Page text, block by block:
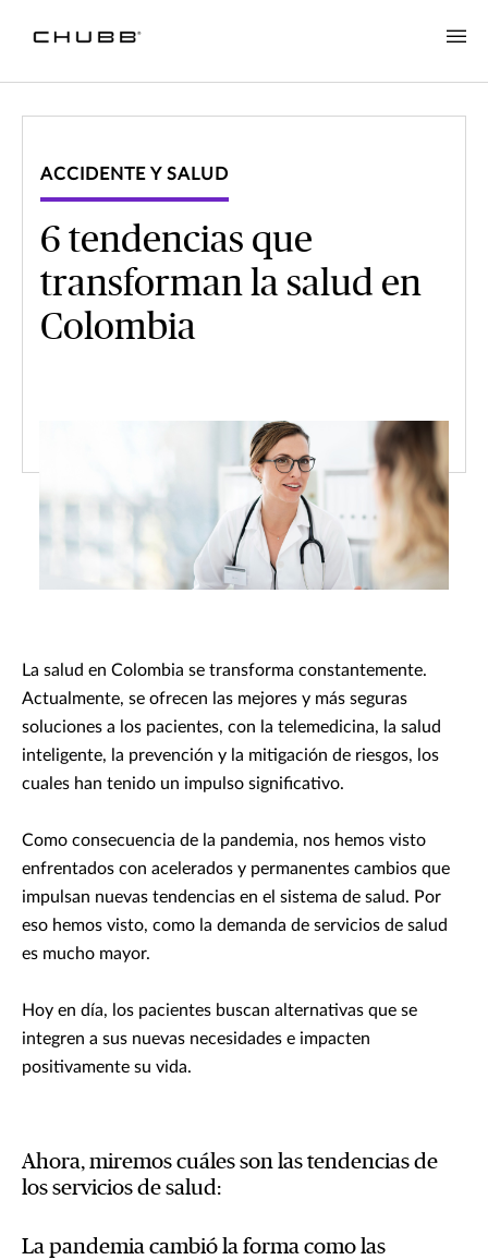
ACCIDENTE Y SALUD
6 tendencias que
transforman la salud en
Colombia
La salud en Colombia se transforma constantemente.
Actualmente, se ofrecen las mejores y más seguras
soluciones a los pacientes, con la telemedicina, la salud
inteligente, la prevención y la mitigación de riesgos, los
cuales han tenido un impulso significativo.
Como consecuencia de la pandemia, nos hemos visto
enfrentados con acelerados y permanentes cambios que
impulsan nuevas tendencias en el sistema de salud. Por
eso hemos visto, como la demanda de servicios de salud
es mucho mayor.
Hoy en día, los pacientes buscan alternativas que se
integren a sus nuevas necesidades e impacten
positivamente su vida.
Ahora, miremos cuáles son las tendencias de
los servicios de salud:
La pandemia cambió la forma como las